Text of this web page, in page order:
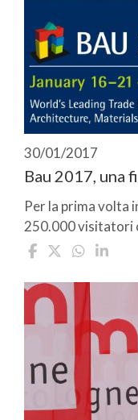
30/01/2017
Bau 2017, una
Per la prima volta
250.000 visitatori